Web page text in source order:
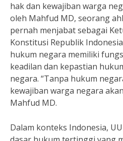
hak dan kewajiban warga
oleh Mahfud MD, seorang
pernah menjabat sebagai
Konstitusi Republik
hukum negara memiliki
keadilan dan kepastian
negara. “Tanpa hukum
kewajiban warga negara
Mahfud MD.
Dalam konteks Indonesia,